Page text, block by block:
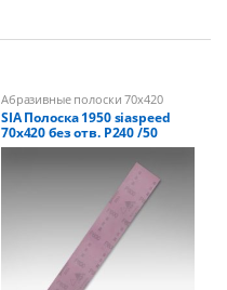
Абразивные полоски 70х420
SIA Полоска 1950 siaspeed
70х420 без отв. Р240 /50